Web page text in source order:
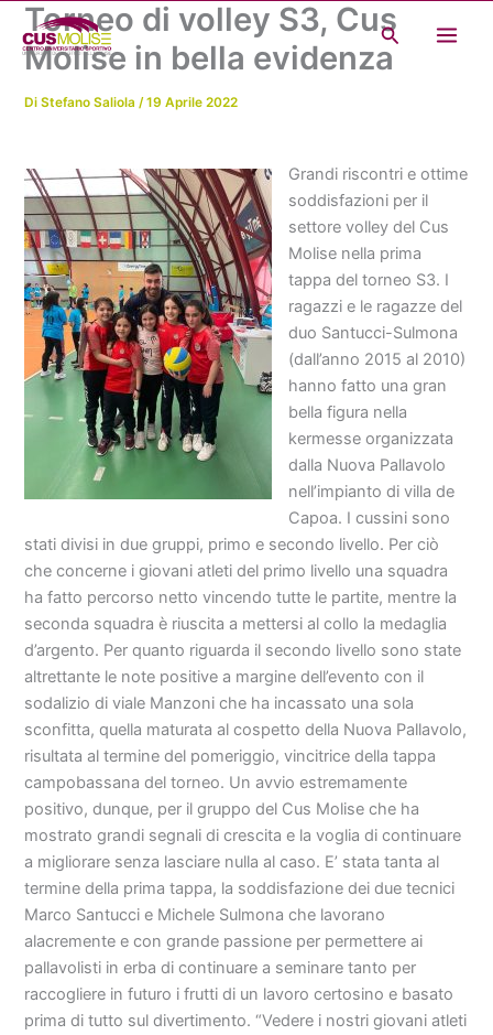
contenuto
Cerca
Torneo di volley S3, Cus
Molise in bella evidenza
DiStefano Saliola/19 Aprile 2022
Grandi riscontri e ottime
soddisfazioni per il
settore volley del Cus
Molise nella prima
tappa del torneo S3. I
ragazzi e le ragazze del
duo Santucci-Sulmona
(dall’anno 2015 al 2010)
hanno fatto una gran
bella figura nella
kermesse organizzata
dalla Nuova Pallavolo
nell’impianto di villa de
Capoa. I cussini sono
stati divisi in due gruppi, primo e secondo livello. Per ciò
che concerne i giovani atleti del primo livello una squadra
ha fatto percorso netto vincendo tutte le partite, mentre la
seconda squadra è riuscita a mettersi al collo la medaglia
d’argento. Per quanto riguarda il secondo livello sono state
altrettante le note positive a margine dell’evento con il
sodalizio di viale Manzoni che ha incassato una sola
sconfitta, quella maturata al cospetto della Nuova Pallavolo,
risultata al termine del pomeriggio, vincitrice della tappa
campobassana del torneo. Un avvio estremamente
positivo, dunque, per il gruppo del Cus Molise che ha
mostrato grandi segnali di crescita e la voglia di continuare
a migliorare senza lasciare nulla al caso. E’ stata tanta al
termine della prima tappa, la soddisfazione dei due tecnici
Marco Santucci e Michele Sulmona che lavorano
alacremente e con grande passione per permettere ai
pallavolisti in erba di continuare a seminare tanto per
raccogliere in futuro i frutti di un lavoro certosino e basato
prima di tutto sul divertimento. “Vedere i nostri giovani atleti